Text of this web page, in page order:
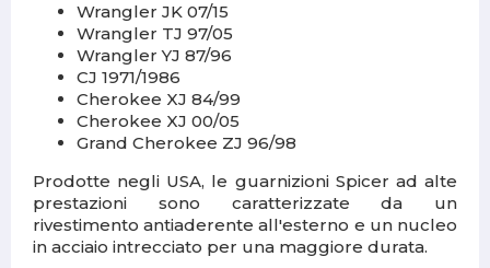
Wrangler JK 07/15
Wrangler TJ 97/05
Wrangler YJ 87/96
CJ 1971/1986
Cherokee XJ 84/99
Cherokee XJ 00/05
Grand Cherokee ZJ 96/98
Prodotte negli USA, le guarnizioni Spicer ad alte
prestazioni sono caratterizzate da un
rivestimento antiaderente all'esterno e un nucleo
in acciaio intrecciato per una maggiore durata.